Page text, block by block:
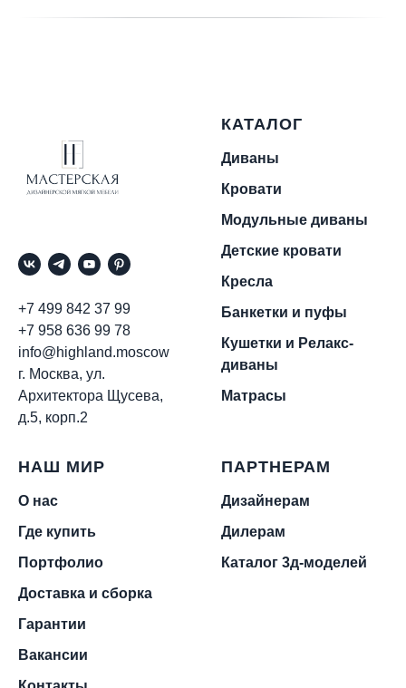
+7 499 842 37 99
+7 958 636 99 78
info@highland.moscow
г. Москва, ул.
Архитектора Щусева,
д.5, корп.2
КАТАЛОГ
Диваны
Кровати
Модульные диваны
Детские кровати
Кресла
Банкетки и пуфы
Кушетки и Релакс-
диваны
Матрасы
НАШ МИР
О нас
Где купить
Портфолио
Доставка и сборка
Гарантии
Вакансии
ПАРТНЕРАМ
Дизайнерам
Дилерам
Каталог 3д-моделей